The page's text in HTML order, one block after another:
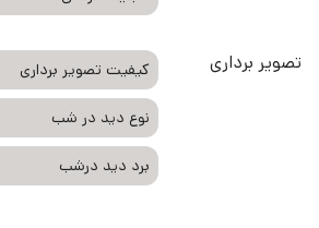
تصویر برداری کیفیت تصویر برداری
نوع دید در شب
برد دید درشب